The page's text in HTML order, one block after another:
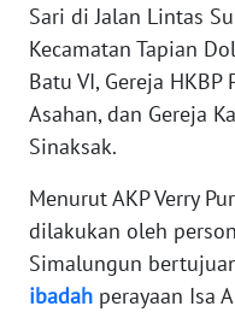
Sari di Jalan Lintas
Kecamatan Tapian
Batu VI, Gereja
Asahan, dan Gereja
Sinaksak.
Menurut AKP Verry
dilakukan oleh
Simalungun
ibadah perayaan Isa
SULBAR
WN
BABEL
SUMBAR
WN
SUMSEL